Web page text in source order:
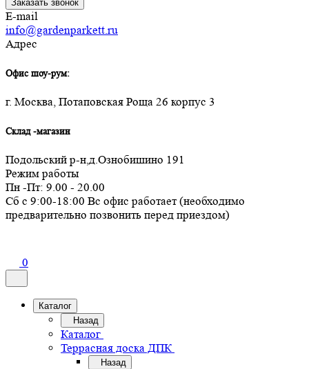
Заказать звонок
E-mail
info@gardenparkett.ru
Адрес
Офис шоу-рум:
г. Москва, Потаповская Роща 26 корпус 3
Склад -магазин
Подольский р-н,д.Ознобишино 191
Режим работы
Пн -Пт: 9.00 - 20.00
Сб с 9:00-18:00 Вс офис работает (необходимо
предварительно позвонить перед приездом)
0
Каталог
Назад
Каталог
Террасная доска ДПК
Назад